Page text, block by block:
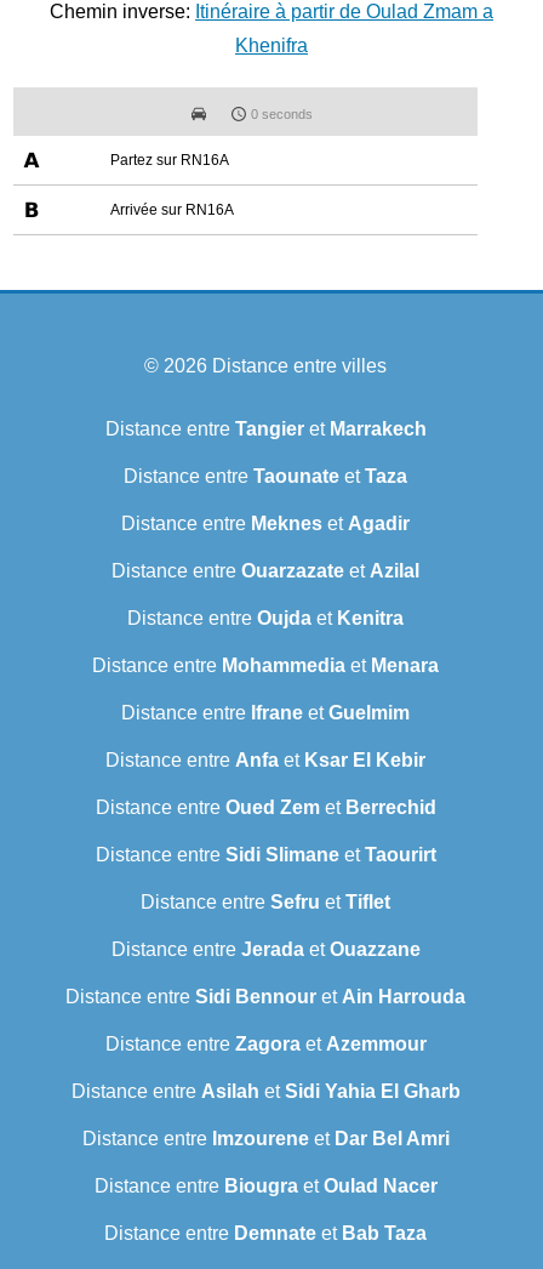
Chemin inverse: Itinéraire à partir de Oulad Zmam a
Khenifra
0 seconds
Partez sur RN16A
Arrivée sur RN16A
© 2026 Distance entre villes
Distance entre Tangieret Marrakech
Distance entre Taounate etTaza
Distance entre Meknes et Agadir
Distance entre Ouarzazate et Azilal
Distance entre Oujda et Kenitra
Distance entre Mohammedia et Menara
Distance entre Ifrane etGuelmim
Distance entre Anfa et Ksar El Kebir
Distance entre Oued Zemet Berrechid
Distance entre Sidi SlimaneetTaourirt
Distance entre Sefru etTiflet
Distance entre JeradaetOuazzane
Distance entre Sidi Bennour et Ain Harrouda
Distance entre Zagoraet Azemmour
Distance entre Asilah etSidi Yahia El Gharb
Distance entre Imzoureneet Dar Bel Amri
Distance entre BiougraetOulad Nacer
Distance entre Demnate et Bab Taza